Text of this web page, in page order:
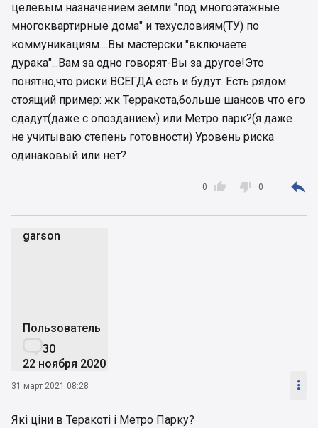
целевым назначением земли "под многоэтажные
многоквартирные дома" и техусловиям(ТУ) по
коммуникациям....Вы мастерски "включаете
дурака"...Вам за одно говорят-Вы за другое!Это
понятно,что риски ВСЕГДА есть и будут. Есть рядом
стоящий пример: жк Терракота,больше шансов что его
сдадут(даже с опозданием) или Метро парк?(я даже
не учитываю степень готовности) Уровень риска
одинаковый или нет?

0  0 
garson
Пользователь
30
22 ноября 2020
31 март 2021 08:28 
Які ціни в Теракоті і Метро Парку?